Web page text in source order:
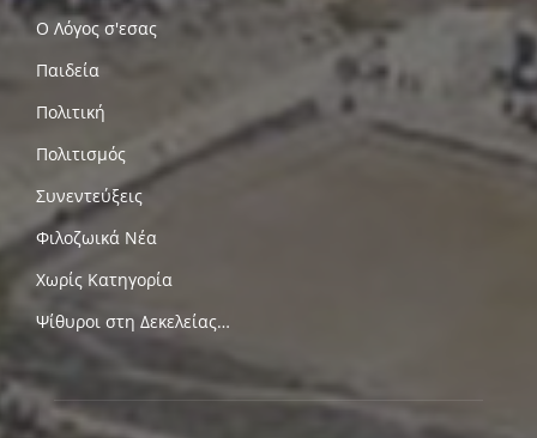
Ο Λόγος σ'εσας
Παιδεία
Πολιτική
Πολιτισμός
Συνεντεύξεις
Φιλοζωικά Νέα
Χωρίς Κατηγορία
Ψίθυροι στη Δεκελείας…